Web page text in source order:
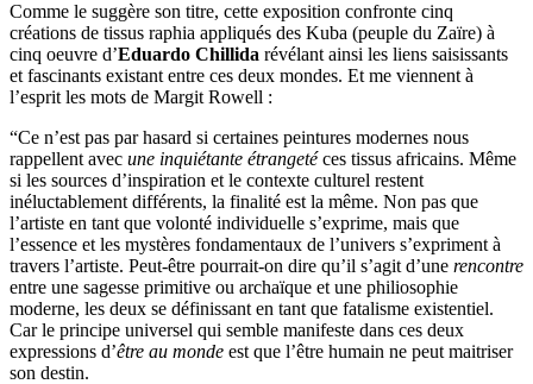
Comme le suggère son titre, cette exposition confronte cinq
créations de tissus raphia appliqués des Kuba (peuple du Zaïre) à
cinq oeuvre d’Eduardo Chillida révélant ainsi les liens saisissants
et fascinants existant entre ces deux mondes. Et me viennent à
l’esprit les mots de Margit Rowell :
“Ce n’est pas par hasard si certaines peintures modernes nous
rappellent avec une inquiétante étrangetéces tissus africains. Même
si les sources d’inspiration et le contexte culturel restent
inéluctablement différents, la finalité est la même. Non pas que
l’artiste en tant que volonté individuelle s’exprime, mais que
l’essence et les mystères fondamentaux de l’univers s’expriment à
travers l’artiste. Peut-être pourrait-on dire qu’il s’agit d’une rencontre
entre une sagesse primitive ou archaïque et une philiosophie
moderne, les deux se définissant en tant que fatalisme existentiel.
Car le principe universel qui semble manifeste dans ces deux
expressions d’être au monde est que l’être humain ne peut maitriser
son destin.